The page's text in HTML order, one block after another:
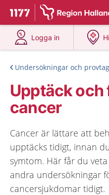
Till startsidan för 1177
Du har valt region
Logga in
på 1177.se
Undersökningar och
Upptäck och
cancer
Cancer är lättare att
upptäcks tidigt, innan
symtom. Här får du
andra undersökningar
cancersjukdomar tidigt.